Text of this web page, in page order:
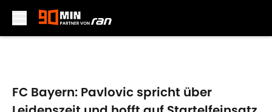
FC Bayern: Pavlovic spricht über